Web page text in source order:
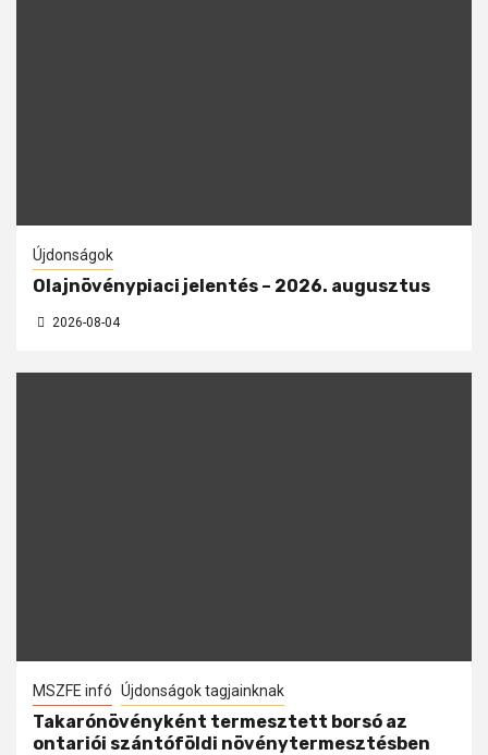
Újdonságok
Olajnövénypiaci jelentés – 2026. augusztus
2026-08-04
MSZFE infó Újdonságok tagjainknak
Takarónövényként termesztett borsó az
ontariói szántóföldi növénytermesztésben